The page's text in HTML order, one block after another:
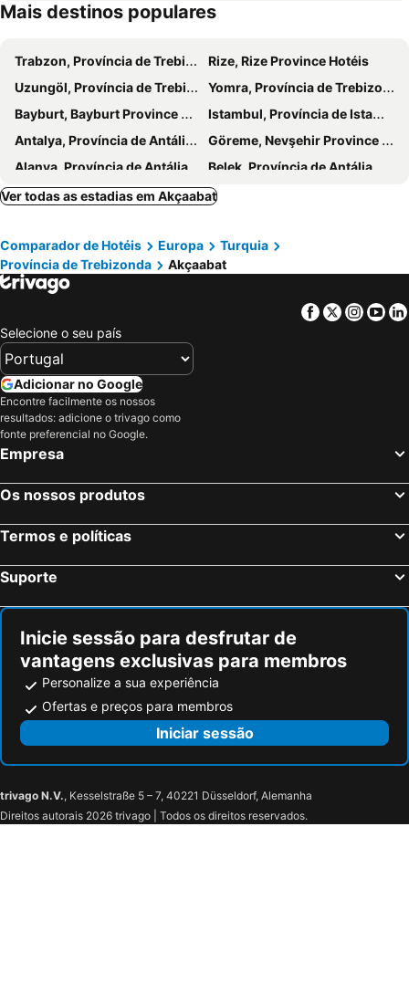
Mais destinos populares
Trabzon, Província de Trebizonda Hotéis
Rize, Rize Province Hotéis
Uzungöl, Província de Trebizonda Hotéis
Yomra, Província de Trebizonda Hotéis
Bayburt, Bayburt Province Hotéis
Istambul, Província de Istambul Hotéis
Antalya, Província de Antália Hotéis
Göreme, Nevşehir Province Hotéis
Alanya, Província de Antália Hotéis
Belek, Província de Antália Hotéis
Bodrum, Mugla Province Hotéis
Alaçatı, Província de Izmir Hotéis
Ver todas as estadias em Akçaabat
Comparador de Hotéis Europa
Turquia
Província de Trebizonda
Akçaabat
Facebook
Twitter
Selecione o seu país
Adicionar no Google
Encontre facilmente os nossos
resultados: adicione o trivago como
fonte preferencial no Google.
Empresa
Os nossos produtos
Termos e políticas
Suporte
Inicie sessão para desfrutar de
vantagens exclusivas para membros
Personalize a sua experiência
Ofertas e preços para membros
Iniciar sessão
trivago N.V., Kesselstraße 5 – 7, 40221 Düsseldorf, Alemanha
Direitos autorais 2026 trivago | Todos os direitos reservados.